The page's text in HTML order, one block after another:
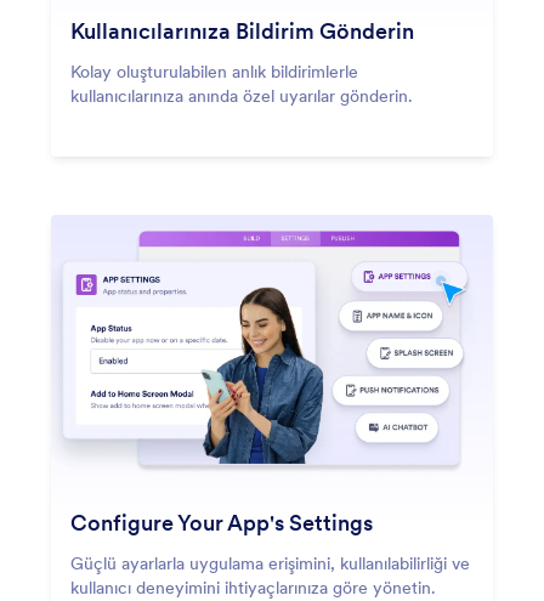
Kullanıcılarınıza Bildirim Gönderin
Kolay oluşturulabilen anlık bildirimlerle
kullanıcılarınıza anında özel uyarılar gönderin.
Configure Your App's Settings
Güçlü ayarlarla uygulama erişimini, kullanılabilirliği ve
kullanıcı deneyimini ihtiyaçlarınıza göre yönetin.